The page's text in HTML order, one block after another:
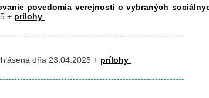
povedomia verejnosti o vybraných
+ prílohy
dňa 23.04.2025 + prílohy